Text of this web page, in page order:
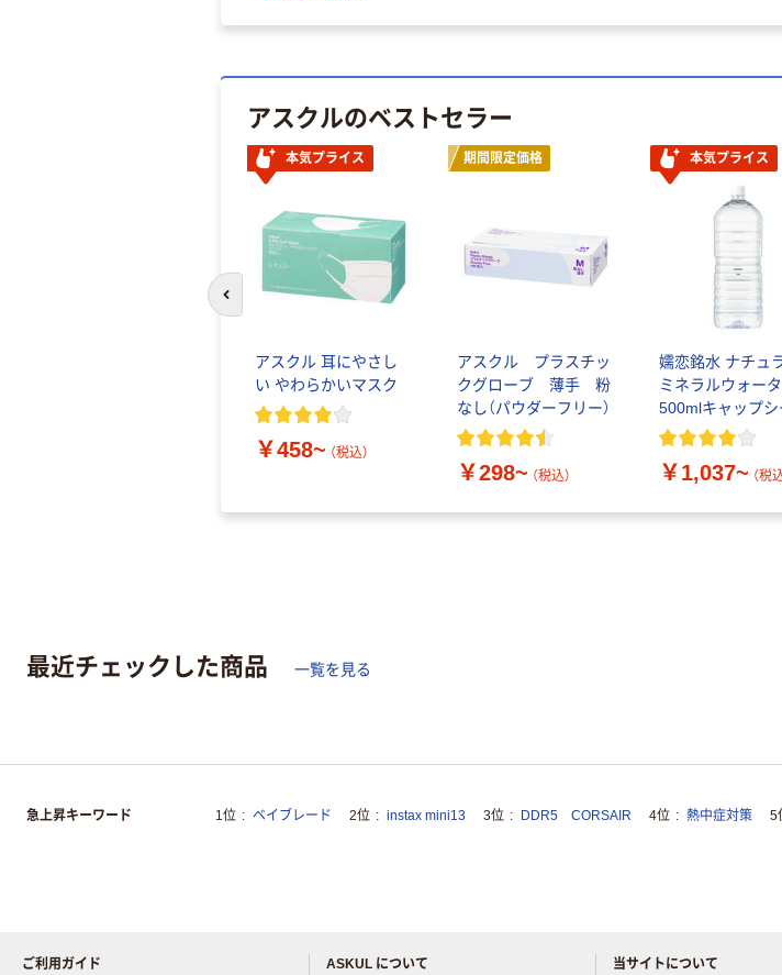
アスクルのベストセラー
本気プライス
アスクル 耳にやさし
い やわらかいマスク
￥458~ （税込）
期間限定価格
アスクル プラスチッ
クグローブ 薄手 粉
なし（パウダーフリー）
￥298~ （税込）
本気プライス
嬬恋銘水 ナチュ
ミネラルウォー
500mlキャップシ
付き／2Lラベルレ
￥1,037~ （税
最近チェックした商品 一覧を見る
急上昇キーワード 1位 ベイブレード 2位 instax mini13 3位 DDR5 CORSAIR 4位 熱中症対策 5
ご利用ガイド
ASKUL について
当サイトについて